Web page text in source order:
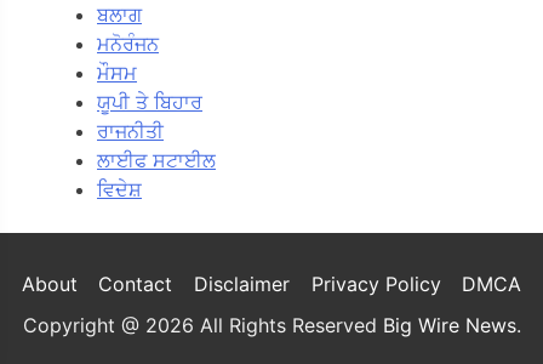
ਬਲਾਗ
ਮਨੋਰੰਜਨ
ਮੌਸਮ
ਯੂਪੀ ਤੇ ਬਿਹਾਰ
ਰਾਜਨੀਤੀ
ਲਾਈਫ ਸਟਾਈਲ
ਵਿਦੇਸ਼
About Contact Disclaimer Privacy Policy
DMCA
Copyright @ 2026 All Rights Reserved Big Wire News.